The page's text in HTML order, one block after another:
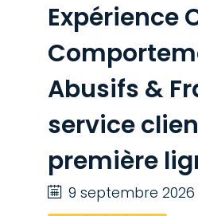
Expérience
Abusifs &
service
première
9 septembre 2026